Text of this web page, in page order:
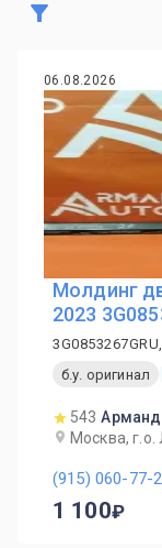
06.08.2026
Молдинг
2023
б.у. оригинал
543
Москва,
(915) 060-77-
1 100